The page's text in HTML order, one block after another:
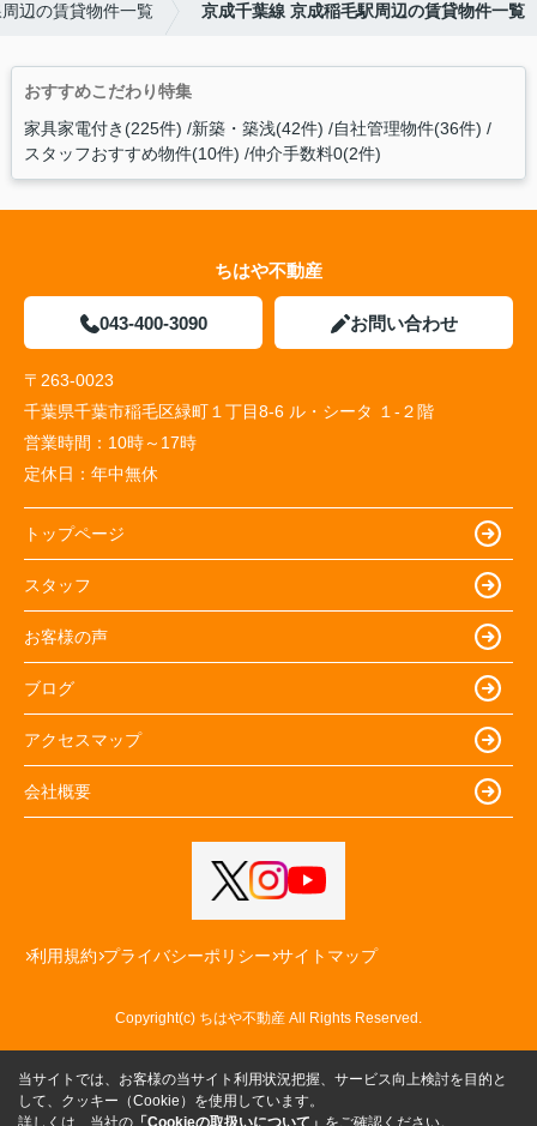
辺の賃貸物件一覧 京成千葉線 京成稲毛駅周辺の賃貸物件一覧
おすすめこだわり特集
家具家電付き(225件) 新築・築浅(42件) 自社管理物件(36件)
スタッフおすすめ物件(10件) 仲介手数料0(2件)
ちはや不動産
043-400-3090 お問い合わせ
〒263-0023
千葉県千葉市稲毛区緑町１丁目8-6 ル・シータ １-２階
営業時間： 10時～17時
定休日： 年中無休
トップページ
スタッフ
お客様の声
ブログ
アクセスマップ
会社概要
利用規約 プライバシーポリシー サイトマップ
Copyright(c) ちはや不動産 All Rights Reserved.
当サイトでは、お客様の当サイト利用状況把握、サービス向上検討を目的と
して、クッキー（Cookie）を使用しています。
詳しくは、当社の 「Cookieの取扱いについて」 をご確認ください。